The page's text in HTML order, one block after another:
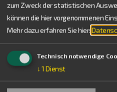
zum Zweck der statistischen
können die hier vorgenommenen
Mehr dazu erfahren Sie hier:
Technisch notwendige
↓ 1 Dienst